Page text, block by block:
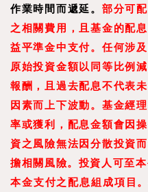
作業時間而遞延。 部分可
之相關費用，且基金的配
益平準金中支付。任何涉
原始投資金額以同等比例
報酬，且過去配息不代表
因素而上下波動。基金經
率或獲利，配息金額會因
資之風險無法因分散投資
擔相關風險。投資人可至
本金支付之配息組成項目